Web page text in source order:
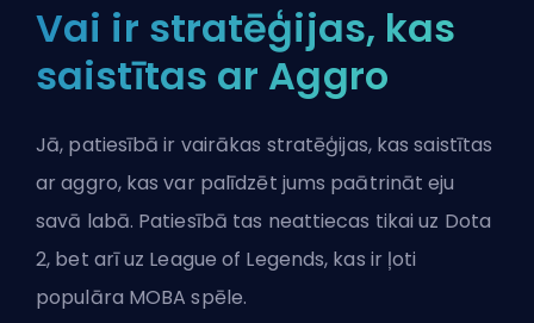
Vai ir stratēģijas, kas
saistītas ar Aggro
Jā, patiesībā ir vairākas stratēģijas, kas saistītas
ar aggro, kas var palīdzēt jums paātrināt eju
savā labā. Patiesībā tas neattiecas tikai uz Dota
2, bet arī uz League of Legends, kas ir ļoti
populāra MOBA spēle.